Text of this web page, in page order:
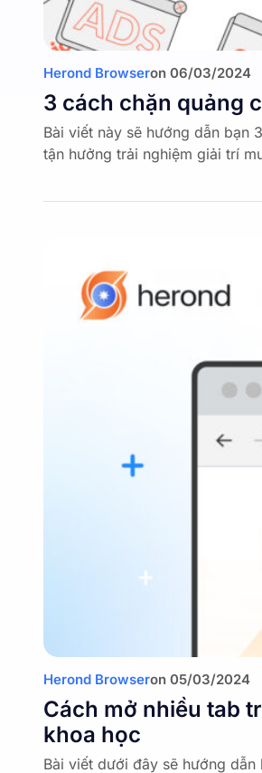
Herond Browseron 06/03/2024
3 cách chặn quảng
Bài viết này sẽ hướng dẫn bạn
tận hưởng trải nghiệm giải trí
Herond Browseron 05/03/2024
Cách mở nhiều tab
khoa học
Bài viết dưới đây sẽ hướng